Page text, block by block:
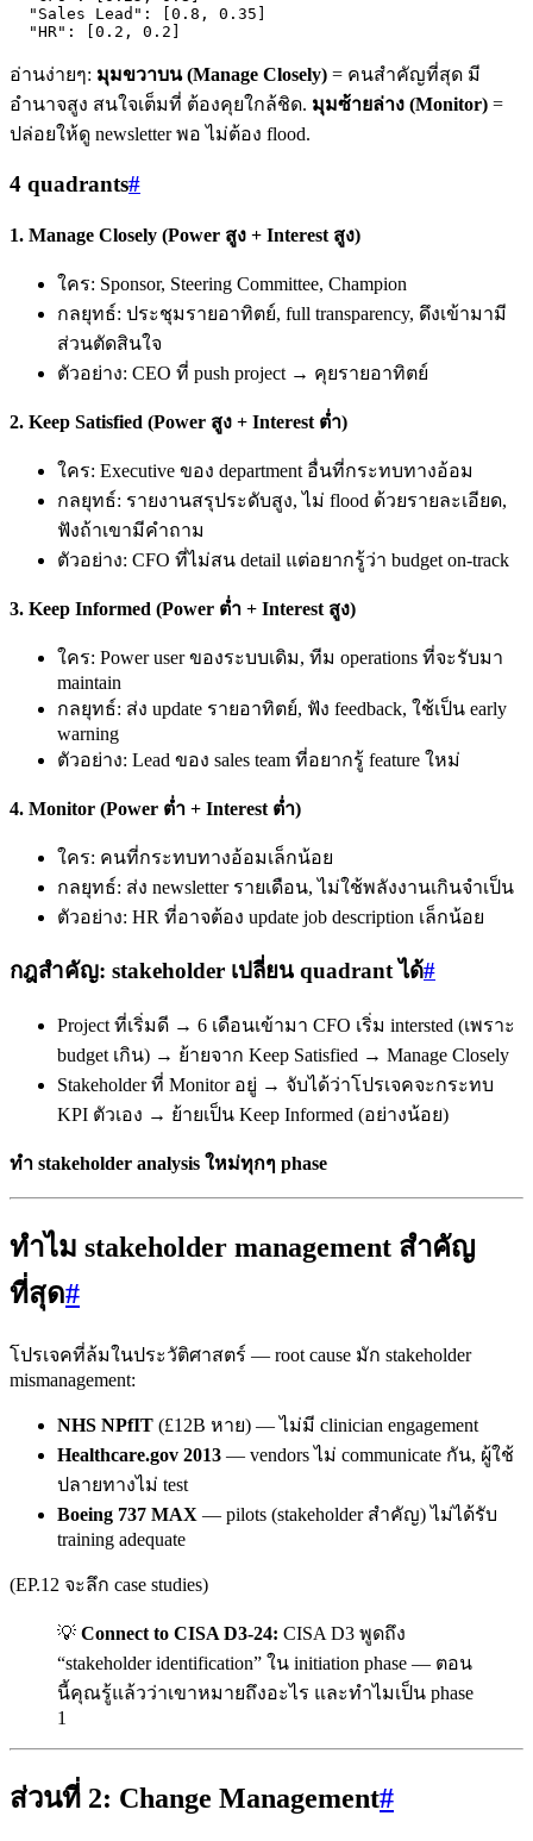
  "Sales Lead": [0.8, 0.35]
  "HR": [0.2, 0.2]
อ่านง่ายๆ: มุมขวาบน (Manage Closely) = คนสำคัญที่สุด มี
อำนาจสูง สนใจเต็มที่ ต้องคุยใกล้ชิด. มุมซ้ายล่าง (Monitor) =
ปล่อยให้ดู newsletter พอ ไม่ต้อง flood.
4 quadrants#
1. Manage Closely (Power สูง + Interest สูง)
ใคร: Sponsor, Steering Committee, Champion
กลยุทธ์: ประชุมรายอาทิตย์, full transparency, ดึงเข้ามามี
ส่วนตัดสินใจ
ตัวอย่าง: CEO ที่ push project → คุยรายอาทิตย์
2. Keep Satisfied (Power สูง + Interest ต่ำ)
ใคร: Executive ของ department อื่นที่กระทบทางอ้อม
กลยุทธ์: รายงานสรุประดับสูง, ไม่ flood ด้วยรายละเอียด,
ฟังถ้าเขามีคำถาม
ตัวอย่าง: CFO ที่ไม่สน detail แต่อยากรู้ว่า budget on-track
3. Keep Informed (Power ต่ำ + Interest สูง)
ใคร: Power user ของระบบเดิม, ทีม operations ที่จะรับมา
maintain
กลยุทธ์: ส่ง update รายอาทิตย์, ฟัง feedback, ใช้เป็น early
warning
ตัวอย่าง: Lead ของ sales team ที่อยากรู้ feature ใหม่
4. Monitor (Power ต่ำ + Interest ต่ำ)
ใคร: คนที่กระทบทางอ้อมเล็กน้อย
กลยุทธ์: ส่ง newsletter รายเดือน, ไม่ใช้พลังงานเกินจำเป็น
ตัวอย่าง: HR ที่อาจต้อง update job description เล็กน้อย
กฎสำคัญ: stakeholder เปลี่ยน quadrant ได้#
Project ที่เริ่มดี → 6 เดือนเข้ามา CFO เริ่ม intersted (เพราะ
budget เกิน) → ย้ายจาก Keep Satisfied → Manage Closely
Stakeholder ที่ Monitor อยู่ → จับได้ว่าโปรเจคจะกระทบ
KPI ตัวเอง → ย้ายเป็น Keep Informed (อย่างน้อย)
ทำ stakeholder analysis ใหม่ทุกๆ phase
ทำไม stakeholder management สำคัญ
ที่สุด#
โปรเจคที่ล้มในประวัติศาสตร์ — root cause มัก stakeholder
mismanagement:
NHS NPfIT (£12B หาย) — ไม่มี clinician engagement
Healthcare.gov 2013 — vendors ไม่ communicate กัน, ผู้ใช้
ปลายทางไม่ test
Boeing 737 MAX — pilots (stakeholder สำคัญ) ไม่ได้รับ
training adequate
(EP.12 จะลึก case studies)
💡 Connect to CISA D3-24: CISA D3 พูดถึง
“stakeholder identification” ใน initiation phase — ตอน
นี้คุณรู้แล้วว่าเขาหมายถึงอะไร และทำไมเป็น phase
1
ส่วนที่ 2: Change Management#